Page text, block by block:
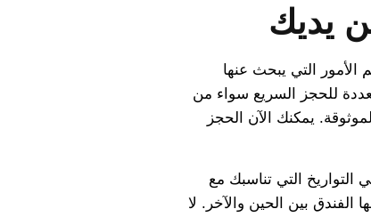
يديك
التي يبحث عنها
للحجز السريع سواء من
يمكنك الآن الحجز
التي تناسبك مع
بين الحين والآخر. لا